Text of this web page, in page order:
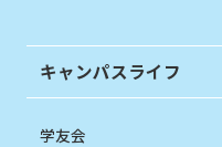
キャンパスライフ
学友会